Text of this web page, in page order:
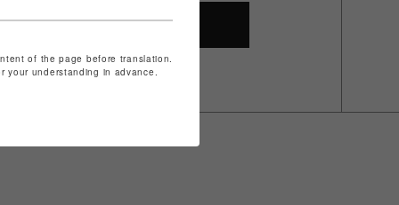
SHOP TOP
of the page before translation.
your understanding in advance.